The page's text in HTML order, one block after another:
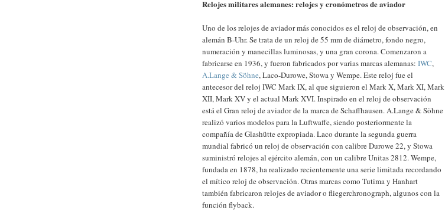
Relojes militares alemanes: relojes y cronómetros de aviador
Uno de los relojes de aviador más conocidos es el reloj de observación, en
alemán B-Uhr. Se trata de un reloj de 55 mm de diámetro, fondo negro,
numeración y manecillas luminosas, y una gran corona. Comenzaron a
fabricarse en 1936, y fueron fabricados por varias marcas alemanas: IWC,
A.Lange & Söhne, Laco-Durowe, Stowa y Wempe. Este reloj fue el
antecesor del reloj IWC Mark IX, al que siguieron el Mark X, Mark XI, Mark
XII, Mark XV y el actual Mark XVI. Inspirado en el reloj de observación
está el Gran reloj de aviador de la marca de Schaffhausen. A.Lange & Söhne
realizó varios modelos para la Luftwaffe, siendo posteriormente la
compañía de Glashütte expropiada. Laco durante la segunda guerra
mundial fabricó un reloj de observación con calibre Durowe 22, y Stowa
suministró relojes al ejército alemán, con un calibre Unitas 2812. Wempe,
fundada en 1878, ha realizado recientemente una serie limitada recordando
el mítico reloj de observación. Otras marcas como Tutima y Hanhart
también fabricaron relojes de aviador o fliegerchronograph, algunos con la
función flyback.